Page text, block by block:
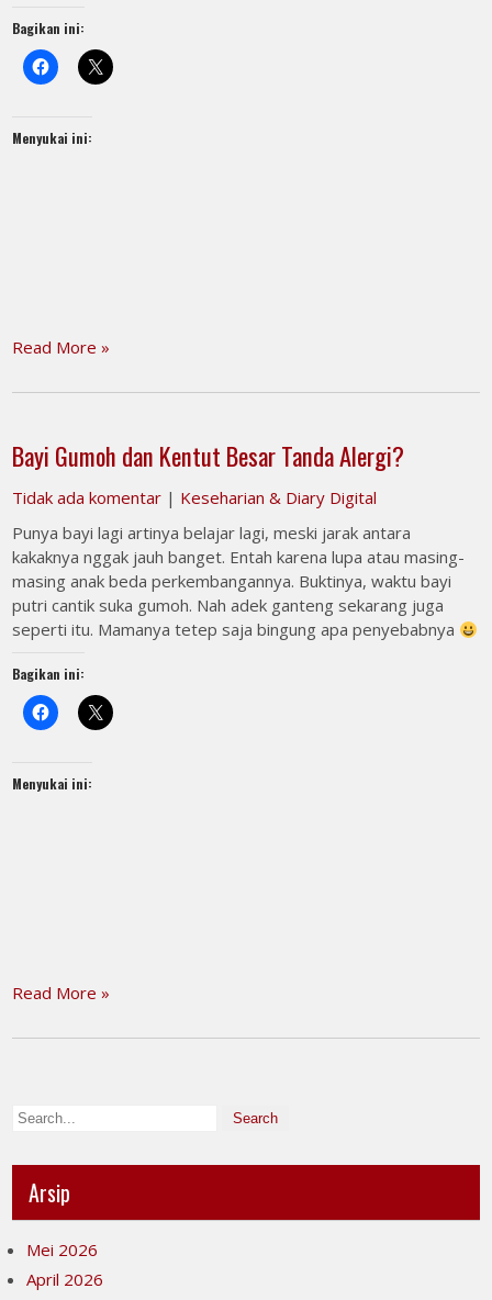
Bagikan ini:
Menyukai ini:
Read More »
Bayi Gumoh dan Kentut Besar Tanda Alergi?
Tidak ada komentar | Keseharian & Diary Digital
Punya bayi lagi artinya belajar lagi, meski jarak antara
kakaknya nggak jauh banget. Entah karena lupa atau masing-
masing anak beda perkembangannya. Buktinya, waktu bayi
putri cantik suka gumoh. Nah adek ganteng sekarang juga
seperti itu. Mamanya tetep saja bingung apa penyebabnya
Bagikan ini:
Menyukai ini:
Read More »
Arsip
Mei 2026
April 2026